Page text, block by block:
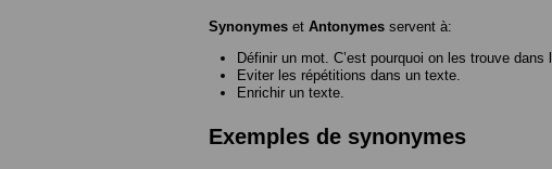
Synonymes et Antonymes servent à:
Définir un mot. C’est pourquoi on les trouve dans
Eviter les répétitions dans un texte.
Enrichir un texte.
Exemples de synonymes